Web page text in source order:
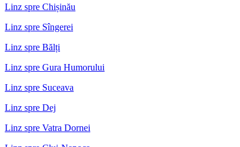
Linz spre Chișinău
Linz spre Sîngerei
Linz spre Bălți
Linz spre Gura Humorului
Linz spre Suceava
Linz spre Dej
Linz spre Vatra Dornei